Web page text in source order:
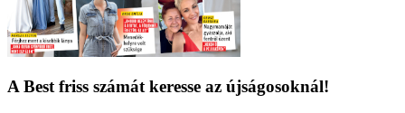
A Best friss számát keresse az újságosoknál!